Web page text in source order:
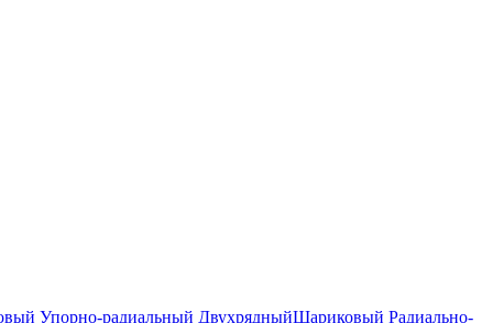
Упорно-радиальный ДвухрядныйШариковый Радиально-